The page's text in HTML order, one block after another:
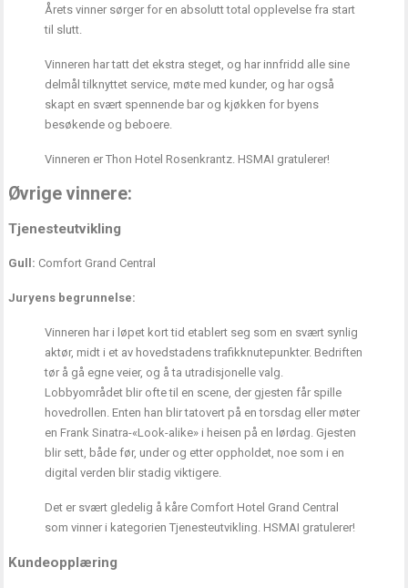
Årets vinner sørger for en absolutt total opplevelse fra start
til slutt.
Vinneren har tatt det ekstra steget, og har innfridd alle sine
delmål tilknyttet service, møte med kunder, og har også
skapt en svært spennende bar og kjøkken for byens
besøkende og beboere.
Vinneren er Thon Hotel Rosenkrantz. HSMAI gratulerer!
Øvrige vinnere:
Tjenesteutvikling
Gull: Comfort Grand Central
Juryens begrunnelse:
Vinneren har i løpet kort tid etablert seg som en svært synlig
aktør, midt i et av hovedstadens trafikknutepunkter. Bedriften
tør å gå egne veier, og å ta utradisjonelle valg.
Lobbyområdet blir ofte til en scene, der gjesten får spille
hovedrollen. Enten han blir tatovert på en torsdag eller møter
en Frank Sinatra-«Look-alike» i heisen på en lørdag. Gjesten
blir sett, både før, under og etter oppholdet, noe som i en
digital verden blir stadig viktigere.
Det er svært gledelig å kåre Comfort Hotel Grand Central
som vinner i kategorien Tjenesteutvikling. HSMAI gratulerer!
Kundeopplæring